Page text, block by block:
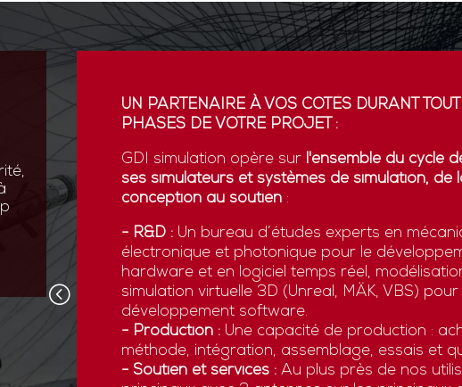
et
UN PARTENAIRE À VOS CÔTÉS DURANT
PHASES DE VOTRE PROJET :
GDI simulation opère sur l'ensemble du cycle
ses simulateurs et systèmes de simulation, de
conception au soutien :
- R&D : Un bureau d’études experts en
électronique et photonique pour le
hardware et en logiciel temps réel,
simulation virtuelle 3D (Unreal, MÄK, VBS) pour
développement software.
- Production : Une capacité de production :
méthode, intégration, assemblage, essais et
- Soutien et services : Au plus près de nos